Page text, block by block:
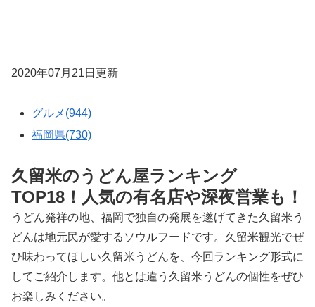
2020年07月21日更新
グルメ(944)
福岡県(730)
久留米のうどん屋ランキング
TOP18！人気の有名店や深夜営業も！
うどん発祥の地、福岡で独自の発展を遂げてきた久留米う
どんは地元民が愛するソウルフードです。久留米観光でぜ
ひ味わってほしい久留米うどんを、今回ランキング形式に
してご紹介します。他とは違う久留米うどんの個性をぜひ
お楽しみください。